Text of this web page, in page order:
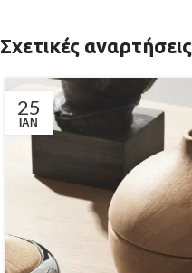
Σχετικές αναρτήσεις
25
ΙΑΝ